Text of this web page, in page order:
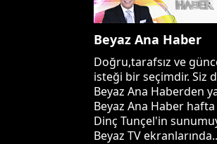
Beyaz Ana Haber
Doğru,tarafsız ve
isteği bir seçimdir. Siz
Beyaz Ana Haberden
Beyaz Ana Haber
Dinç Tunçel'in
Beyaz TV